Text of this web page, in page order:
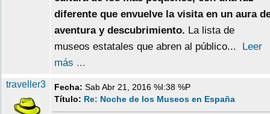
diferente que envuelve la visita en un aura
aventura y descubrimiento. La lista de
museos estatales que abren al público... Leer
más ...
traveller3 Fecha: Sab Abr 21, 2016 %I:38 %P
Título: Re: Noche de los Museos en España